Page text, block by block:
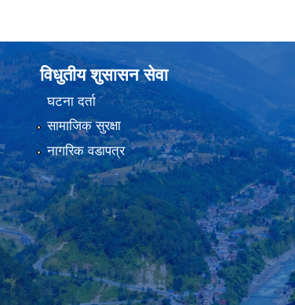
विधुतीय शुसासन सेवा
घटना दर्ता
सामाजिक सुरक्षा
नागरिक वडापत्र